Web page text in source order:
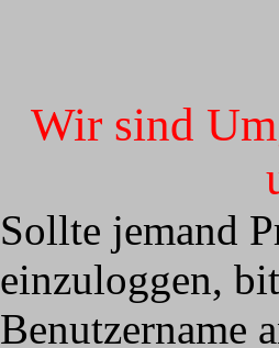
Wir sind
Sollte jemand
einzuloggen,
Benutzername